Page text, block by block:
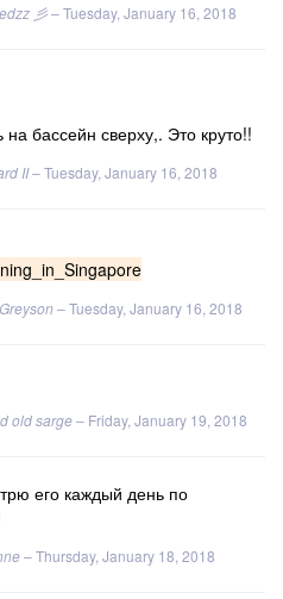
彡–Tuesday, January 16, 2018
бассейн сверху,. Это круто!!
II–Tuesday, January 16, 2018
–Tuesday, January 16, 2018
old sarge– Friday, January 19, 2018
его каждый день по
–Thursday, January 18, 2018